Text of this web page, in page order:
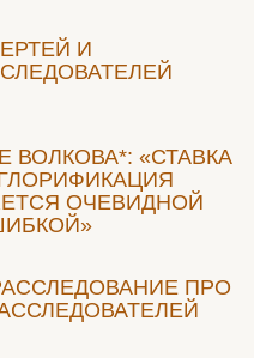
И
ВОЛКОВА*: «СТАВКА
ОЧЕВИДНОЙ
ПРО